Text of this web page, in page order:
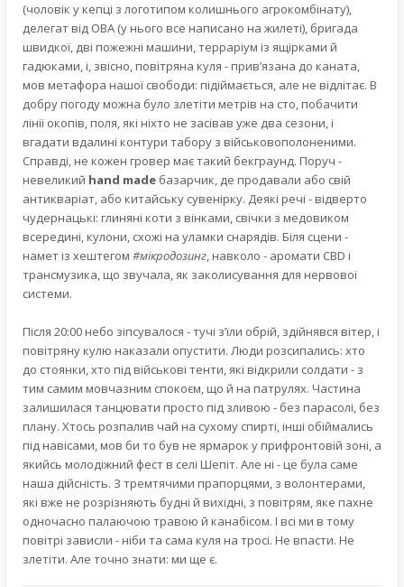
(чоловік у кепці з логотипом колишнього агрокомбінату),
делегат від ОВА (у нього все написано на жилеті), бригада
швидкої, дві пожежні машини, терраріум із ящірками й
гадюками, і, звісно, повітряна куля - прив’язана до каната,
мов метафора нашої свободи: підіймається, але не відлітає. В
добру погоду можна було злетіти метрів на сто, побачити
лінії окопів, поля, які ніхто не засівав уже два сезони, і
вгадати вдалині контури табору з військовополоненими.
Справді, не кожен гровер має такий бекграунд. Поруч -
невеликий hand made базарчик, де продавали або свій
антикваріат, або китайську сувенірку. Деякі речі - відверто
чудернацькі: глиняні коти з вінками, свічки з медовиком
всередині, кулони, схожі на уламки снарядів. Біля сцени -
намет із хештегом #мікродозинг, навколо - аромати CBD і
трансмузика, що звучала, як заколисування для нервової
системи.
Після 20:00 небо зіпсувалося - тучі з’їли обрій, здійнявся вітер, і
повітряну кулю наказали опустити. Люди розсипались: хто
до стоянки, хто під військові тенти, які відкрили солдати - з
тим самим мовчазним спокоєм, що й на патрулях. Частина
залишилася танцювати просто під зливою - без парасолі, без
плану. Хтось розпалив чай на сухому спирті, інші обіймались
під навісами, мов би то був не ярмарок у прифронтовій зоні, а
якийсь молодіжний фест в селі Шепіт. Але ні - це була саме
наша дійсність. З тремтячими прапорцями, з волонтерами,
які вже не розрізняють будні й вихідні, з повітрям, яке пахне
одночасно палаючою травою й канабісом. І всі ми в тому
повітрі зависли - ніби та сама куля на тросі. Не впасти. Не
злетіти. Але точно знати: ми ще є.